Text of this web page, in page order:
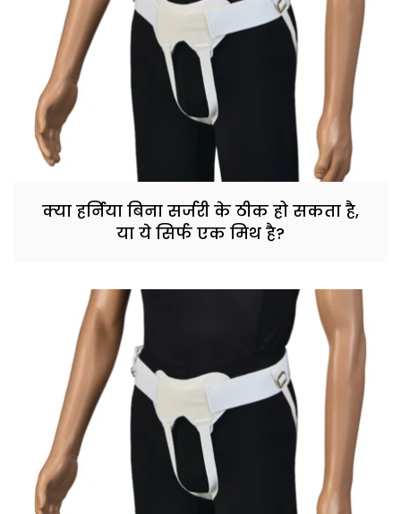
क्या हर्निया बिना सर्जरी के ठीक हो सकता है,
या ये सिर्फ एक मिथ है?